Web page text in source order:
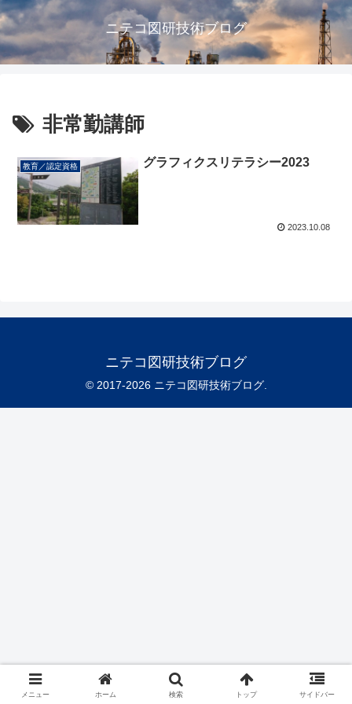
ニテコ図研技術ブログ
非常勤講師
教育／認定資格 グラフィクスリテラシー2023
2023.10.08
ニテコ図研技術ブログ
© 2017-2026 ニテコ図研技術ブログ.
メニュー ホーム 検索 トップ サイドバー